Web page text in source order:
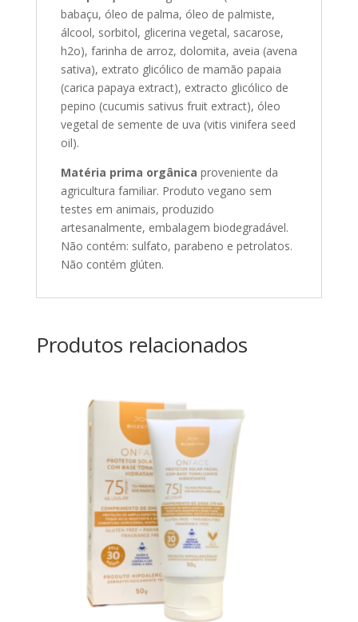
babaçu, óleo de palma, óleo de palmiste,
álcool, sorbitol, glicerina vegetal, sacarose,
h2o), farinha de arroz, dolomita, aveia (avena
sativa), extrato glicólico de mamão papaia
(carica papaya extract), extracto glicólico de
pepino (cucumis sativus fruit extract), óleo
vegetal de semente de uva (vitis vinifera seed
oil).
Matéria prima orgânica proveniente da
agricultura familiar. Produto vegano sem
testes em animais, produzido
artesanalmente, embalagem biodegradável.
Não contém: sulfato, parabeno e petrolatos.
Não contém glúten.
Produtos relacionados